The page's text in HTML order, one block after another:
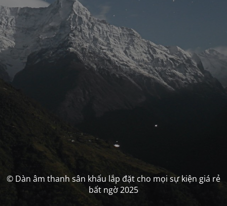
© Dàn âm thanh sân khấu lắp đặt cho mọi sự kiện giá rẻ
bất ngờ 2025